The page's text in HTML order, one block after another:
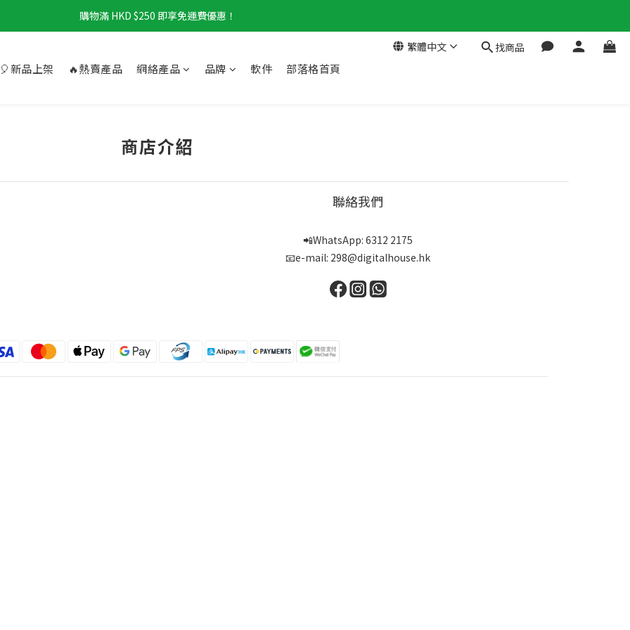
購物滿 HKD $250 即享免運費優惠！
繁體中文 找商品
🎈新品上架 🔥熱賣產品 網絡產品 品牌 軟件 部落格首頁
商店介紹
聯絡我們
📲WhatsApp: 6312 2175
📧e-mail: 298@digitalhouse.hk